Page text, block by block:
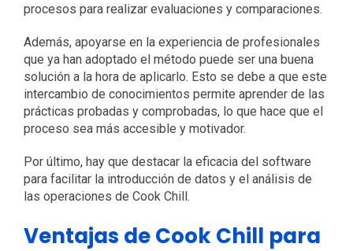
procesos para realizar evaluaciones y comparaciones.
Además, apoyarse en la experiencia de profesionales
que ya han adoptado el método puede ser una buena
solución a la hora de aplicarlo. Esto se debe a que este
intercambio de conocimientos permite aprender de las
prácticas probadas y comprobadas, lo que hace que el
proceso sea más accesible y motivador.
Por último, hay que destacar la eficacia del software
para facilitar la introducción de datos y el análisis de
las operaciones de Cook Chill.
Ventajas de Cook Chill para